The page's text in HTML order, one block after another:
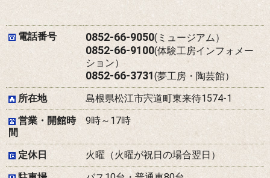
電話番号 0852-66-9050(ミュージアム）
0852-66-9100(体験工房インフォメー
ション）
0852-66-3731(夢工房・陶芸館）
所在地
島根県松江市宍道町東来待1574-1
営業・開館時
間
9時～17時
定休日
火曜（火曜が祝日の場合翌日）